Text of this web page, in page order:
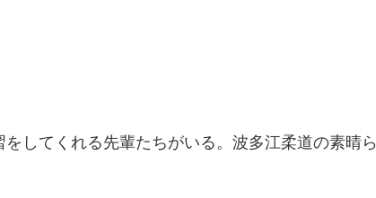
してくれる先輩たちがいる。波多江柔道の素晴ら